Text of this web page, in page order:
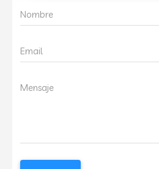
Nombre
Email
Mensaje